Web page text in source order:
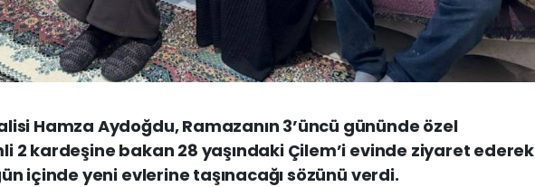
Hamza Aydoğdu, Ramazanın 3’üncü gününde özel
2 kardeşine bakan 28 yaşındaki Çilem’i evinde ziyaret ederek
içinde yeni evlerine taşınacağı sözünü verdi.